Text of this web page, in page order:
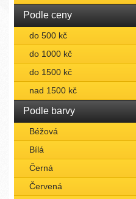
Podle ceny
do 500 kč
do 1000 kč
do 1500 kč
nad 1500 kč
Podle barvy
Béžová
Bílá
Černá
Červená